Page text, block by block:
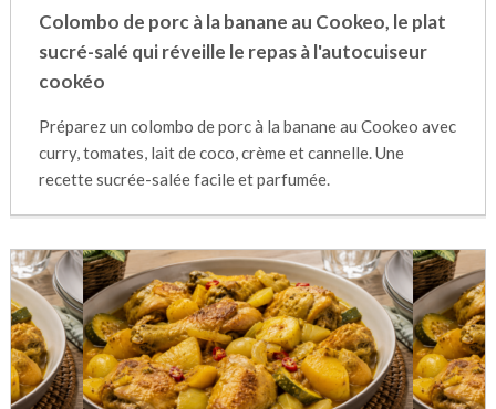
Colombo de porc à la banane au Cookeo, le plat
sucré-salé qui réveille le repas à l'autocuiseur
cookéo
Préparez un colombo de porc à la banane au Cookeo avec
curry, tomates, lait de coco, crème et cannelle. Une
recette sucrée-salée facile et parfumée.